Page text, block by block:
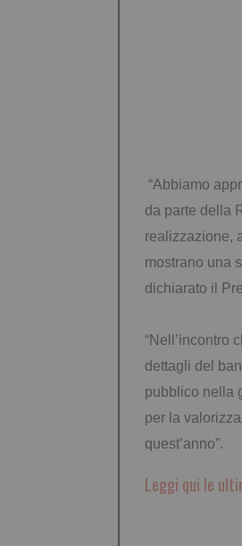
“Abbiamo
da parte della
realizzazione,
mostrano una
dichiarato il
“Nell’incontro
dettagli del
pubblico nella
per la
quest’anno”.
Leggi qui le